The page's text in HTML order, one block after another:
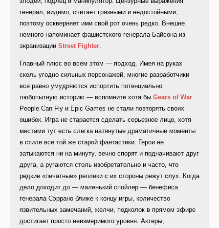
генерал, видимо, считает грязными и недостойными,
поэтому оскверняет ими свой рот очень редко. Внешне
немного напоминает фашистского генерала Байсона из
экранизации Street Fighter.
Главный плюс во всем этом — подход. Имея на руках
сколь угодно сильных персонажей, многие разработчики
все равно умудряются испортить потенциально
любопытную историю — вспомните хотя бы Gears of War.
People Can Fly и Epic Games не стали повторять своих
ошибок. Игра не старается сделать серьезное лицо, хотя
местами тут есть слегка натянутые драматичные моменты
в стиле все той же старой фантастики. Герои не
затыкаются ни на минуту, вечно спорят и подначивают друг
друга, а ругаются столь изобретательно и часто, что
редкие «печатные» реплики с их стороны режут слух. Когда
дело доходит до — маленький спойлер — бенефиса
генерала Сэррано ближе к концу игры, количество
язвительных замечаний, желчи, подколок в прямом эфире
достигает просто неизмеримого уровня. Актеры,